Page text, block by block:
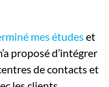
mes étudeset
proposé d’intégrer
de contacts et